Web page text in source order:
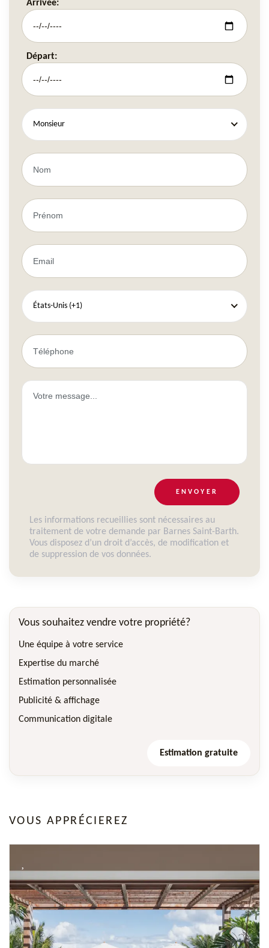
Arrivée:
Départ:
Monsieur
États-Unis (+1)
ENVOYER
Les informations recueillies sont nécessaires au
traitement de votre demande par Barnes Saint-Barth.
Vous disposez d’un droit d’accès, de modification et
de suppression de vos données.
Vous souhaitez vendre votre propriété?
Une équipe à votre service
Expertise du marché
Estimation personnalisée
Publicité & affichage
Communication digitale
Estimation gratuite
VOUS APPRÉCIEREZ